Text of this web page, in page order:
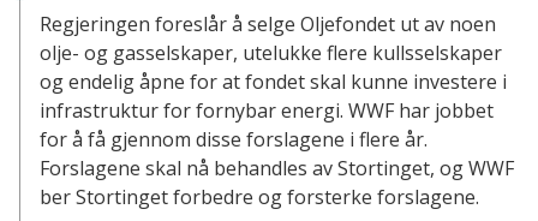
Regjeringen foreslår å selge Oljefondet ut av noen
olje- og gasselskaper, utelukke flere kullsselskaper
og endelig åpne for at fondet skal kunne investere i
infrastruktur for fornybar energi. WWF har jobbet
for å få gjennom disse forslagene i flere år.
Forslagene skal nå behandles av Stortinget, og WWF
ber Stortinget forbedre og forsterke forslagene.